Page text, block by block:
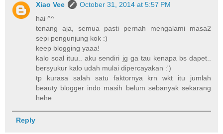
Xiao Vee
October 31, 2014 at 5:57 PM
hai ^^
tenang aja, semua pasti pernah mengalami masa2
sepi pengunjung kok :)
keep blogging yaaa!
kalo soal ituu.. aku sendiri jg ga tau kenapa bs dapet..
bersyukur kalo udah mulai dipercayakan :')
tp kurasa salah satu faktornya krn wkt itu jumlah
beauty blogger indo masih belum sebanyak sekarang
hehe
Reply